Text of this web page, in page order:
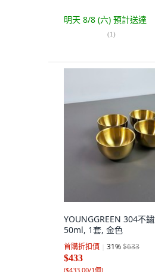
明天 8/8 (六) 預計送達
(1)
YOUNGGREEN 304不
50ml, 1套, 金色
首購折扣價 31%$633
$433
($433.00/1個)